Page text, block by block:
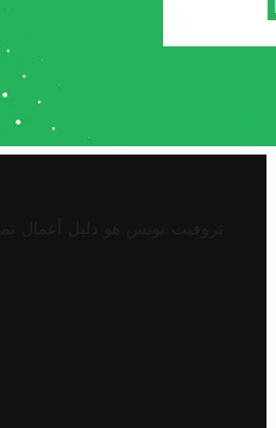
تروفيت تونس هو دليل أعمال